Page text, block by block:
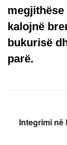
kalojnë
bukurisë
parë.
Integrimi në